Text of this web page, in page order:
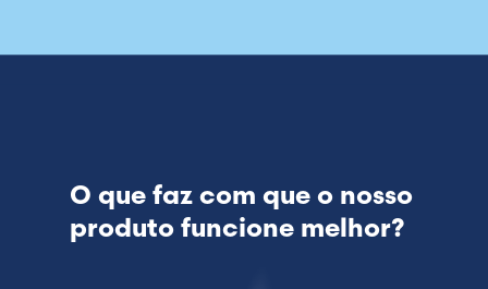
O que faz com que o nosso
produto funcione melhor?